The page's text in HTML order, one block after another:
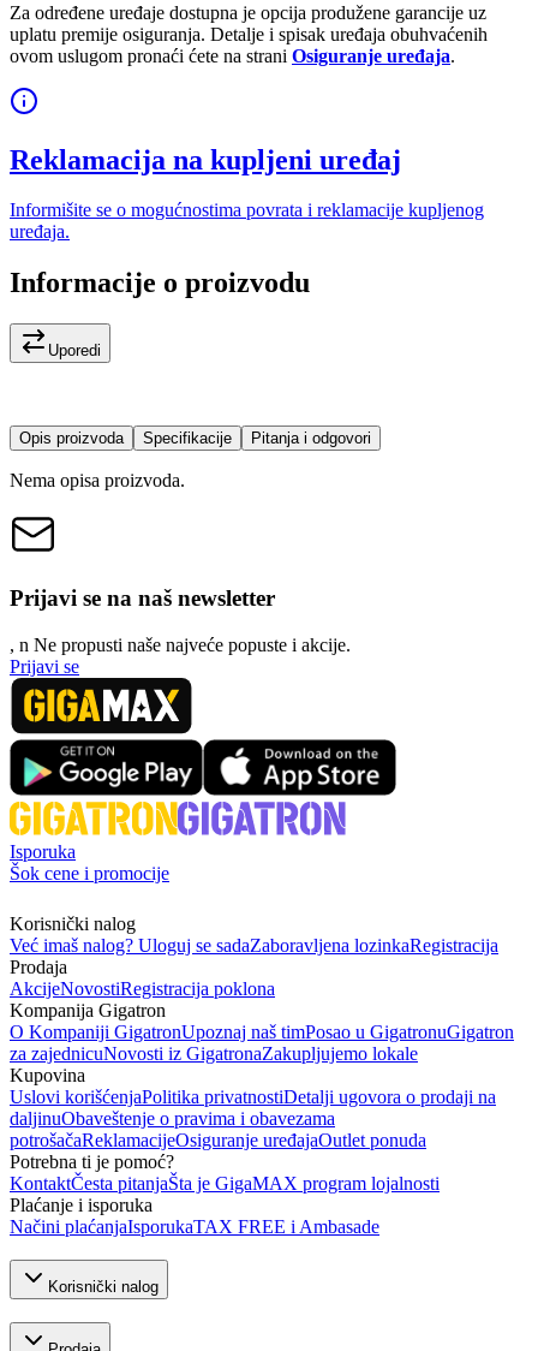
Za određene uređaje dostupna je opcija produžene garancije uz
uplatu premije osiguranja. Detalje i spisak uređaja obuhvaćenih
ovom uslugom pronaći ćete na strani Osiguranje uređaja.
Reklamacija na kupljeni uređaj
Informišite se o mogućnostima povrata i reklamacije kupljenog
uređaja.
Informacije o proizvodu
Uporedi
Opis proizvoda Specifikacije Pitanja i odgovori
Nema opisa proizvoda.
Prijavi se na naš newsletter
, n Ne propusti naše najveće popuste i akcije.
Prijavi se
Isporuka
Šok cene i promocije
Korisnički nalog
Već imaš nalog? Uloguj se sadaZaboravljena lozinkaRegistracija
Prodaja
AkcijeNovostiRegistracija poklona
Kompanija Gigatron
O Kompaniji GigatronUpoznaj naš timPosao u GigatronuGigatron
za zajednicuNovosti iz GigatronaZakupljujemo lokale
Kupovina
Uslovi korišćenjaPolitika privatnostiDetalji ugovora o prodaji na
daljinuObaveštenje o pravima i obavezama
potrošačaReklamacijeOsiguranje uređajaOutlet ponuda
Potrebna ti je pomoć?
KontaktČesta pitanjaŠta je GigaMAX program lojalnosti
Plaćanje i isporuka
Načini plaćanjaIsporukaTAX FREE i Ambasade
Korisnički nalog